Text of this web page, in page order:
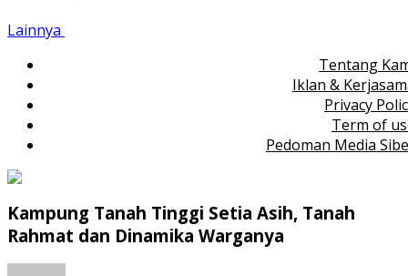
Lainnya
Tentang
Iklan &
Privacy
Term of
Pedoman Media
Kampung Tanah Tinggi Setia Asih, Tanah
Rahmat dan Dinamika Warganya